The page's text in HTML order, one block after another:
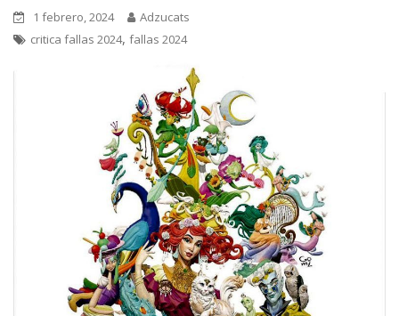
1 febrero, 2024
Adzucats
critica fallas 2024, fallas 2024